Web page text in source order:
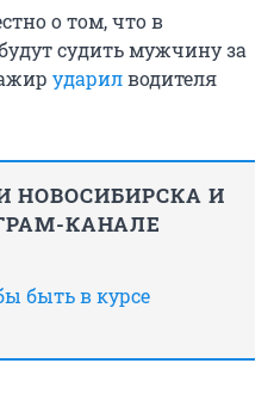
о том, что в
судить мужчину за
ударилводителя
НОВОСИБИРСКА И
КАНАЛЕ
быть в курсе